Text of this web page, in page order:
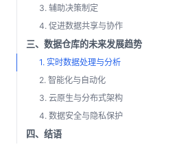
3. 辅助决策制定
4. 促进数据共享与协作
三、数据仓库的未来发展趋势
1. 实时数据处理与分析
2. 智能化与自动化
3. 云原生与分布式架构
4. 数据安全与隐私保护
四、结语